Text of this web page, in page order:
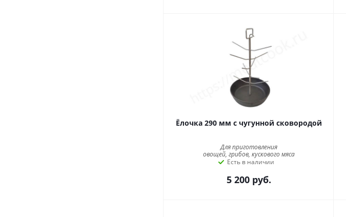
Ёлочка 290 мм с чугунной сковородой
Для приготовления
овощей, грибов, кускового мяса
Есть в наличии
5 200руб.